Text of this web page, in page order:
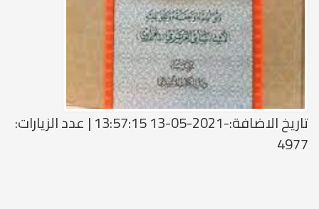
تاريخ الاضافة:-2021-05-13 13:57:15 | عدد الزيارات:
4977